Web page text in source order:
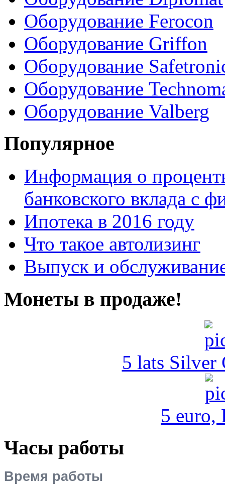
Оборудование Ferocon
Оборудование Griffon
Оборудование
Оборудование
Оборудование Valberg
Популярное
Информация о
банковского вклада с
Ипотека в 2016 году
Что такое автолизинг
Выпуск и
Монеты в продаже!
5 lats Silver
5 euro,
Часы работы
Время работы